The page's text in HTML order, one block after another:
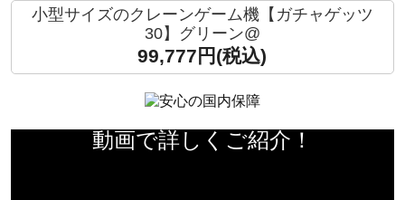
小型サイズのクレーンゲーム機【ガチャゲッツ
30】グリーン@
99,777円(税込)
動画で詳しくご紹介！